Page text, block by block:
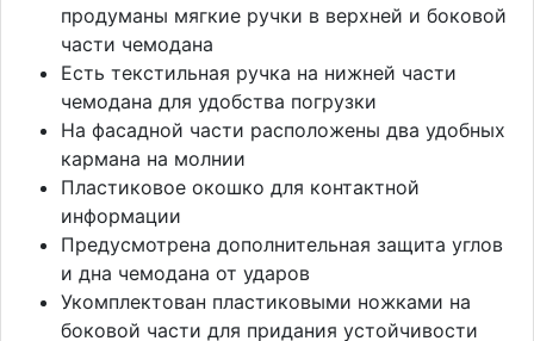
продуманы мягкие ручки в верхней и боковой
части чемодана
Есть текстильная ручка на нижней части
чемодана для удобства погрузки
На фасадной части расположены два удобных
кармана на молнии
Пластиковое окошко для контактной
информации
Предусмотрена дополнительная защита углов
и дна чемодана от ударов
Укомплектован пластиковыми ножками на
боковой части для придания устойчивости